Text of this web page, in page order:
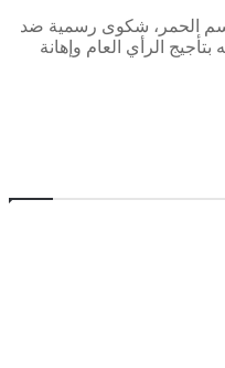
الحمر، شكوى رسمية ضد
بتأجيج الرأي العام وإهانة